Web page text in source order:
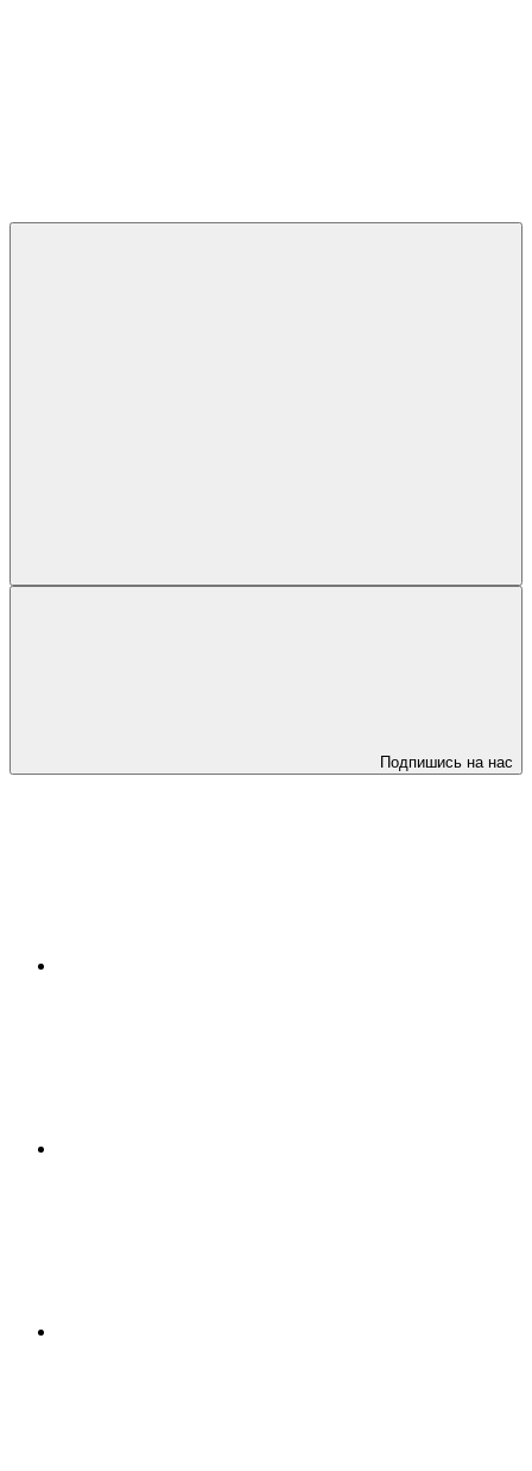
Подпишись на нас